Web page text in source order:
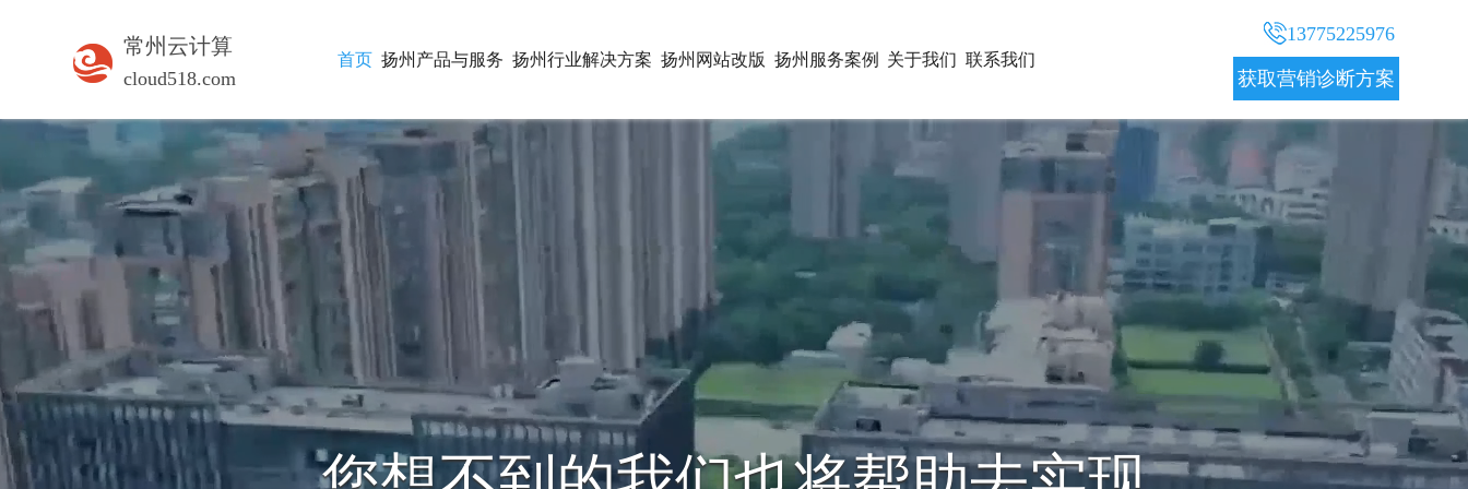
常州云计算
cloud518.com
首页 扬州产品与服务 扬州行业解决方案 扬州网站改版 扬州服务案例 关于我们 联系我们
13775225976
获取营销诊断方案